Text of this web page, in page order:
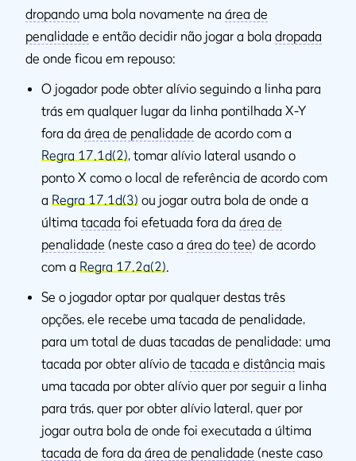
dropando uma bola novamente na área de
penalidade e então decidir não jogar a bola dropada
de onde ficou em repouso:
O jogador pode obter alívio seguindo a linha para
trás em qualquer lugar da linha pontilhada X-Y
fora da área de penalidade de acordo com a
Regra 17.1d(2), tomar alívio lateral usando o
ponto X como o local de referência de acordo com
a Regra 17.1d(3) ou jogar outra bola de onde a
última tacada foi efetuada fora da área de
penalidade (neste caso a área do tee) de acordo
com a Regra 17.2a(2)
Se o jogador optar por qualquer destas três
opções, ele recebe uma tacada de penalidade,
para um total de duas tacadas de penalidade: uma
tacada por obter alívio de tacada e distância mais
uma tacada por obter alívio quer por seguir a linha
para trás, quer por obter alívio lateral, quer por
jogar outra bola de onde foi executada a última
tacada de fora da área de penalidade (neste caso